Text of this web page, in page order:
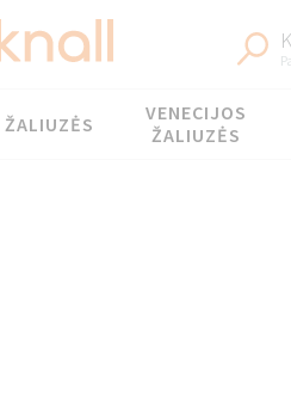
Meniu
ŽALIUZĖS
VENECIJOS
ŽALIUZĖS